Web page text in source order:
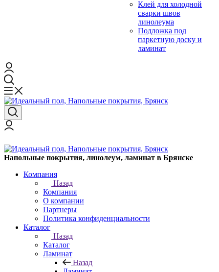
Клей для холодной
сварки швов
линолеума
Подложка под
паркетную доску и
ламинат
Напольные покрытия, линолеум, ламинат в Брянске
Компания
Назад
Компания
О компании
Партнеры
Политика конфиденциальности
Каталог
Назад
Каталог
Ламинат
Назад